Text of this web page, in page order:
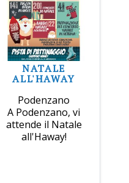
NATALE
ALL'HAWAY
Podenzano
A Podenzano, vi
attende il Natale
all'Haway!